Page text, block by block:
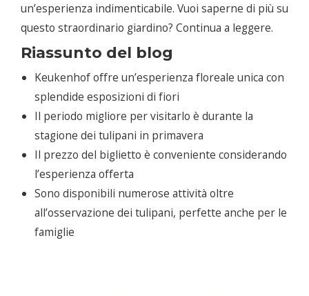
un’esperienza indimenticabile. Vuoi saperne di più su
questo straordinario giardino? Continua a leggere.
Riassunto del blog
Keukenhof offre un’esperienza floreale unica con
splendide esposizioni di fiori
Il periodo migliore per visitarlo è durante la
stagione dei tulipani in primavera
Il prezzo del biglietto è conveniente considerando
l’esperienza offerta
Sono disponibili numerose attività oltre
all’osservazione dei tulipani, perfette anche per le
famiglie